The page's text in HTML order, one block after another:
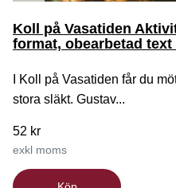
Koll på Vasatiden
format, obearbetad
I Koll på Vasatiden får du
stora släkt. Gustav...
52 kr
exkl moms